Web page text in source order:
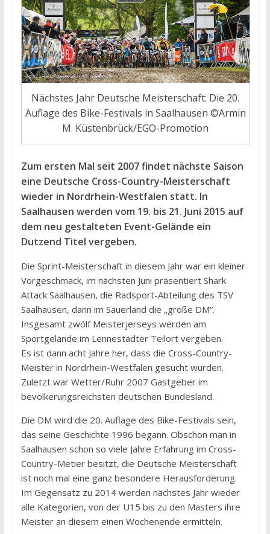
Nächstes Jahr Deutsche Meisterschaft: Die 20.
Auflage des Bike-Festivals in Saalhausen ©Armin
M. Küstenbrück/EGO-Promotion
Zum ersten Mal seit 2007 findet nächste Saison
eine Deutsche Cross-Country-Meisterschaft
wieder in Nordrhein-Westfalen statt. In
Saalhausen werden vom 19. bis 21. Juni 2015 auf
dem neu gestalteten Event-Gelände ein
Dutzend Titel vergeben.
Die Sprint-Meisterschaft in diesem Jahr war ein kleiner
Vorgeschmack, im nächsten Juni präsentiert Shark
Attack Saalhausen, die Radsport-Abteilung des TSV
Saalhausen, dann im Sauerland die „große DM“.
Insgesamt zwölf Meisterjerseys werden am
Sportgelände im Lennestädter Teilort vergeben.
Es ist dann acht Jahre her, dass die Cross-Country-
Meister in Nordrhein-Westfalen gesucht wurden.
Zuletzt war Wetter/Ruhr 2007 Gastgeber im
bevölkerungsreichsten deutschen Bundesland.
Die DM wird die 20. Auflage des Bike-Festivals sein,
das seine Geschichte 1996 begann. Obschon man in
Saalhausen schon so viele Jahre Erfahrung im Cross-
Country-Metier besitzt, die Deutsche Meisterschaft
ist noch mal eine ganz besondere Herausforderung.
Im Gegensatz zu 2014 werden nächstes Jahr wieder
alle Kategorien, von der U15 bis zu den Masters ihre
Meister an diesem einen Wochenende ermitteln.